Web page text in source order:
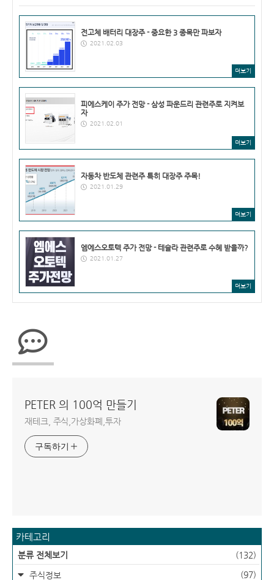
전고체 배터리 대장주 - 중요한 3 종목만 파보자
2021.02.03
더보기
피에스케이 주가 전망 - 삼성 파운드리 관련주로 지켜보
자
2021.02.01
더보기
자동차 반도체 관련주 특히 대장주 주목!
2021.01.29
더보기
엠에스오토텍 주가 전망 - 테슬라 관련주로 수혜 받을까?
2021.01.27
더보기
PETER 의 100억 만들기
재테크, 주식,가상화폐,투자
구독하기
카테고리
분류 전체보기 (132)
주식정보 (97)